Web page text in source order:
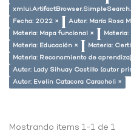
Fecha: 2022 ×
Autor: María Rosa
Materia: Mapa funcional ×
Materia: Educación ×
Materia:
Materia: Reconomiento de
Autor: Lady Sihuay Castillo (autor
Autor: Evelin Catacora Caracholi ×
Mostrando ítems 1-1 de 1